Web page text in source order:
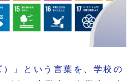
」という言葉を、学校の